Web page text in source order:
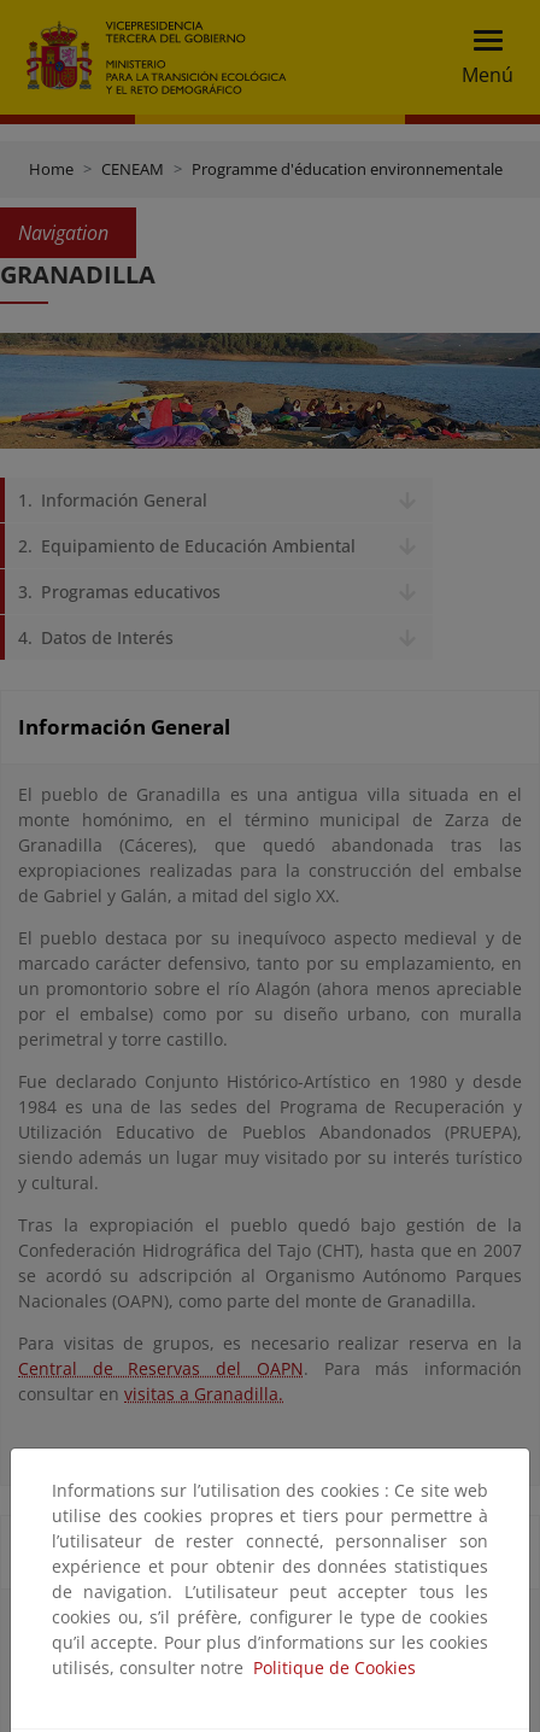
Menú
Home CENEAM Programme d'éducation environnementale
Navigation
GRANADILLA
Información General
Equipamiento de Educación Ambiental
Programas educativos
Datos de Interés
Información General
El pueblo de Granadilla es una antigua villa situada en el
monte homónimo, en el término municipal de Zarza de
Granadilla (Cáceres), que quedó abandonada tras las
expropiaciones realizadas para la construcción del embalse
de Gabriel y Galán, a mitad del siglo XX.
El pueblo destaca por su inequívoco aspecto medieval y de
marcado carácter defensivo, tanto por su emplazamiento, en
un promontorio sobre el río Alagón (ahora menos apreciable
por el embalse) como por su diseño urbano, con muralla
perimetral y torre castillo.
Fue declarado Conjunto Histórico-Artístico en 1980 y desde
1984 es una de las sedes del Programa de Recuperación y
Utilización Educativo de Pueblos Abandonados (PRUEPA),
siendo además un lugar muy visitado por su interés turístico
y cultural.
Tras la expropiación el pueblo quedó bajo gestión de la
Confederación Hidrográfica del Tajo (CHT), hasta que en 2007
se acordó su adscripción al Organismo Autónomo Parques
Nacionales (OAPN), como parte del monte de Granadilla.
Para visitas de grupos, es necesario realizar reserva en la
Central de Reservas del OAPN. Para más información
consultar en visitas a Granadilla.
Equipamiento de Educación Ambiental
Instalaciones
Las instalaciones del pueblo de Granadilla...
Informations sur l’utilisation des cookies : Ce site web
utilise des cookies propres et tiers pour permettre à
l’utilisateur de rester connecté, personnaliser son
expérience et pour obtenir des données statistiques
de navigation. L’utilisateur peut accepter tous les
cookies ou, s’il préfère, configurer le type de cookies
qu’il accepte. Pour plus d’informations sur les cookies
utilisés, consulter notre Politique de Cookies